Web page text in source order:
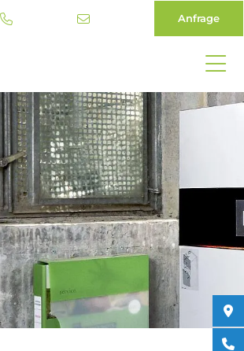
Anfrage